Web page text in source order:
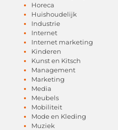
Horeca
Huishoudelijk
Industrie
Internet
Internet marketing
Kinderen
Kunst en Kitsch
Management
Marketing
Media
Meubels
Mobiliteit
Mode en Kleding
Muziek